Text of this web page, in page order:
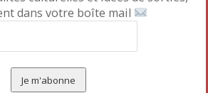
dans votre boîte mail